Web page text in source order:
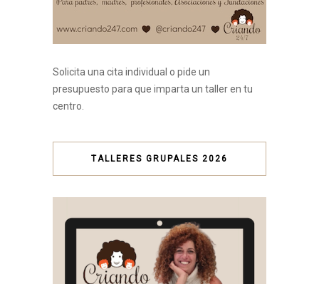
Solicita una cita individual o pide un
presupuesto para que imparta un taller en tu
centro.
TALLERES GRUPALES 2026